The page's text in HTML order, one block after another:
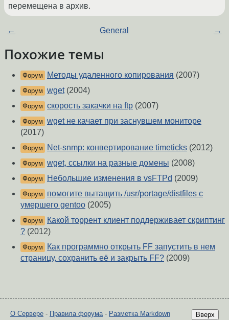
перемещена в архив.
← General →
Похожие темы
Форум Методы удаленного копирования (2007)
Форум wget(2004)
Форум скорость закачки на ftp (2007)
Форум wget не качает при заснувшем мониторе
(2017)
Форум Net-snmp: конвертирование timeticks (2012)
Форум wget, ссылки на разные домены (2008)
Форум Небольшие изменения в vsFTPd (2009)
Форум
помогите вытащить /usr/portage/distfiles с
умершего gentoo (2005)
Форум
Какой торрент клиент поддерживает скриптинг
? (2012)
Форум
Как программно открыть FF запустить в нем
страницу, сохранить её и закрыть FF? (2009)
Вверх
О Сервере - Правила форума- Разметка Markdown